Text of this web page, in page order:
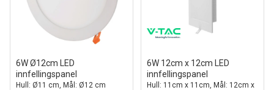
6W Ø12cm LED
innfellingspanel
Hull: Ø11 cm, Mål: Ø12 cm
6W 12cm x 12cm LED
innfellingspanel
Hull: 11cm x 11cm, Mål: 12cm x